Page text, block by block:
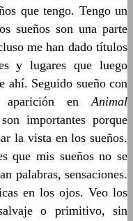
que tengo. Tengo un
sueños son una parte
me han dado títulos
y lugares que luego
ahí. Seguido sueño con
aparición enAnimal
importantes porque
la vista en los sueños.
que mis sueños no se
palabras, sensaciones.
en los ojos. Veo los
o primitivo, sin